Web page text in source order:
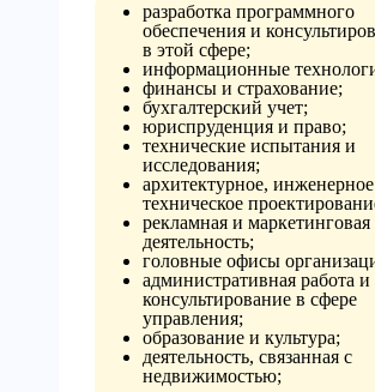
разработка программного
обеспечения и
в этой сфере;
информационные
финансы и страхование;
бухгалтерский учет;
юриспруденция и право;
технические испытания и
исследования;
архитектурное,
техническое
рекламная и маркетинговая
деятельность;
головные офисы
административная работа и
консультирование в сфере
управления;
образование и культура;
деятельность, связанная с
недвижимостью;